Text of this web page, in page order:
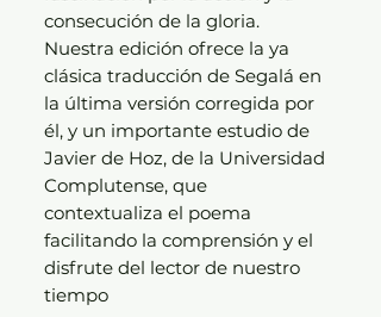
consecución de la gloria.
Nuestra edición ofrece la ya
clásica traducción de Segalá en
la última versión corregida por
él, y un importante estudio de
Javier de Hoz, de la Universidad
Complutense, que
contextualiza el poema
facilitando la comprensión y el
disfrute del lector de nuestro
tiempo